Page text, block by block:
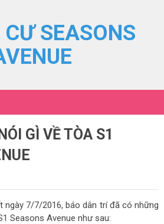
CƯ SEASONS
GÌ VỀ TÒA S1
ngày 7/7/2016, báo dân trí đã có những
Seasons Avenue như sau: